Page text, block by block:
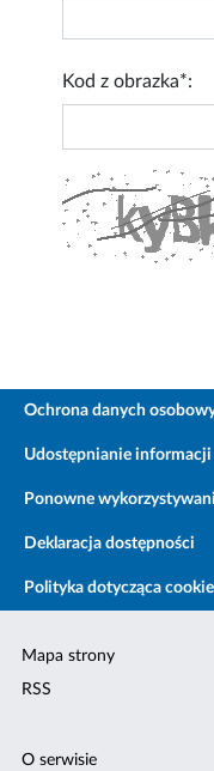
Kod z obrazka*:
Ochrona danych
Udostępnianie informacji
Ponowne
Deklaracja dostępności
Polityka dotycząca
Mapa strony
RSS
O serwisie